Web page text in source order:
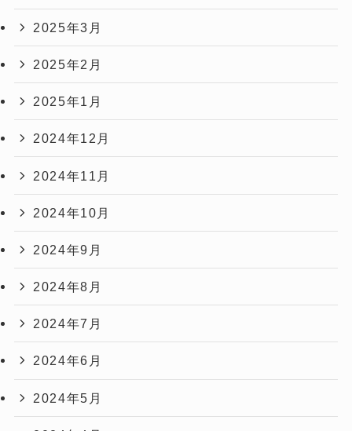
2025年3月
2025年2月
2025年1月
2024年12月
2024年11月
2024年10月
2024年9月
2024年8月
2024年7月
2024年6月
2024年5月